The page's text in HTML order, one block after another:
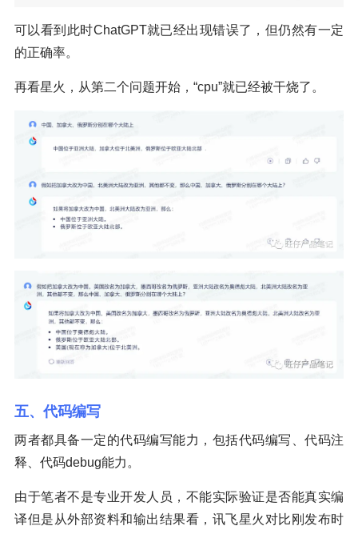
可以看到此时ChatGPT就已经出现错误了，但仍然有一定
的正确率。
再看星火，从第二个问题开始，“cpu”就已经被干烧了。
五、代码编写
两者都具备一定的代码编写能力，包括代码编写、代码注
释、代码debug能力。
由于笔者不是专业开发人员，不能实际验证是否能真实编
译但是从外部资料和输出结果看，讯飞星火对比刚发布时